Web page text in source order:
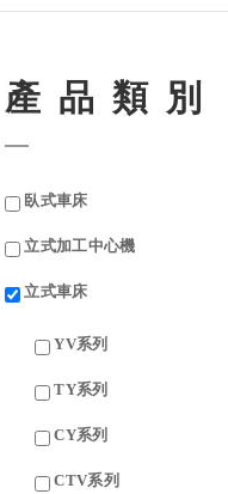
產品類別
臥式車床
立式加工中心機
立式車床
YV系列
TY系列
CY系列
CTV系列